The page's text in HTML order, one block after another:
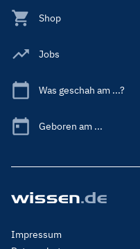
Shop
Jobs
Was geschah am ...?
Geboren am ...
Footer
Impressum